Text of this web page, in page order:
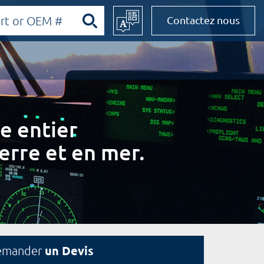
Contactez nous
entier
et en mer.
un Devis